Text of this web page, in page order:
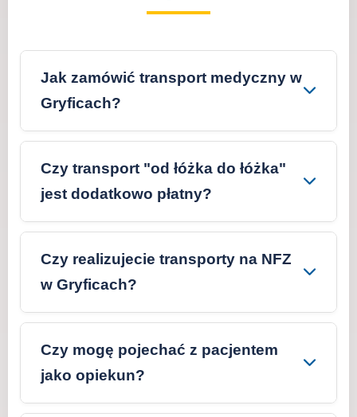
Jak zamówić transport medyczny w
Gryficach?
Czy transport "od łóżka do łóżka"
jest dodatkowo płatny?
Czy realizujecie transporty na NFZ
w Gryficach?
Czy mogę pojechać z pacjentem
jako opiekun?